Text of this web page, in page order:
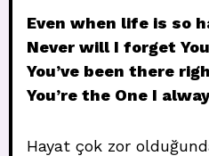
Even when life is so
Never will I forget You
You’ve been there
You’re the One I
Hayat çok zor